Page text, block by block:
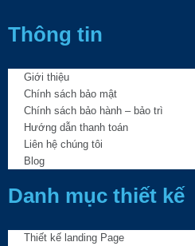
Thông tin
Giới thiệu
Chính sách bảo mật
Chính sách bảo hành – bảo trì
Hướng dẫn thanh toán
Liên hệ chúng tôi
Blog
Danh mục thiết kế
Thiết kế landing Page